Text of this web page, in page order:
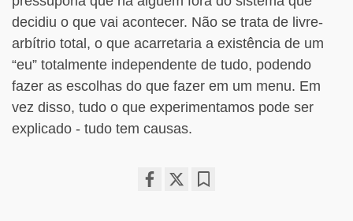
decidiu o que vai acontecer. Não se trata de livre-
arbítrio total, o que acarretaria a existência de um
“eu” totalmente independente de tudo, podendo
fazer as escolhas do que fazer em um menu. Em
vez disso, tudo o que experimentamos pode ser
explicado - tudo tem causas.